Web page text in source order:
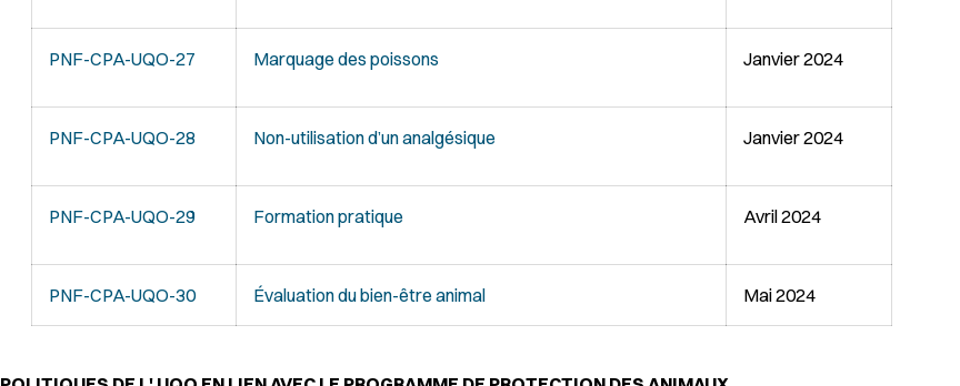
PNF-CPA-UQO-27 Marquage des poissons Janvier 2024
PNF-CPA-UQO-28 Non-utilisation d’un analgésique Janvier 2024
PNF-CPA-UQO-29 Formation pratique Avril 2024
PNF-CPA-UQO-30 Évaluation du bien-être animal Mai 2024